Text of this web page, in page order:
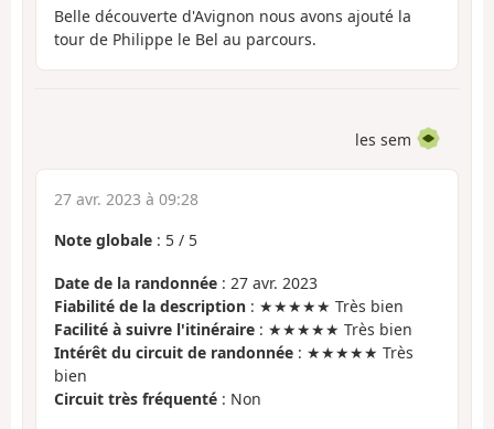
Belle découverte d'Avignon nous avons ajouté la
tour de Philippe le Bel au parcours.
les sem
27 avr. 2023 à 09:28
Note globale : 5 / 5
Date de la randonnée : 27 avr. 2023
Fiabilité de la description : ★★★★★ Très bien
Facilité à suivre l'itinéraire : ★★★★★ Très bien
Intérêt du circuit de randonnée : ★★★★★ Très
bien
Circuit très fréquenté : Non